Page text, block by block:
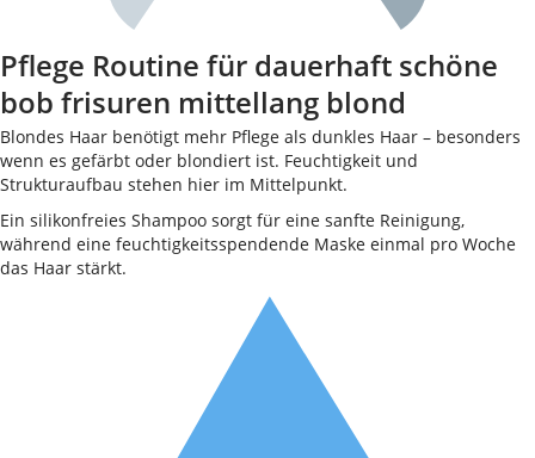
Pflege Routine für dauerhaft schöne
bob frisuren mittellang blond
Blondes Haar benötigt mehr Pflege als dunkles Haar – besonders
wenn es gefärbt oder blondiert ist. Feuchtigkeit und
Strukturaufbau stehen hier im Mittelpunkt.
Ein silikonfreies Shampoo sorgt für eine sanfte Reinigung,
während eine feuchtigkeitsspendende Maske einmal pro Woche
das Haar stärkt.